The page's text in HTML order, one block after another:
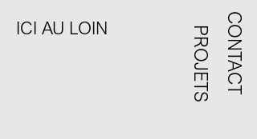
ICI AU LOIN PROJETS CONTACT